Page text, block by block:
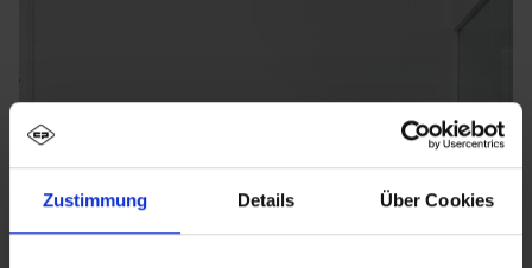
Zustimmung Details Über Cookies